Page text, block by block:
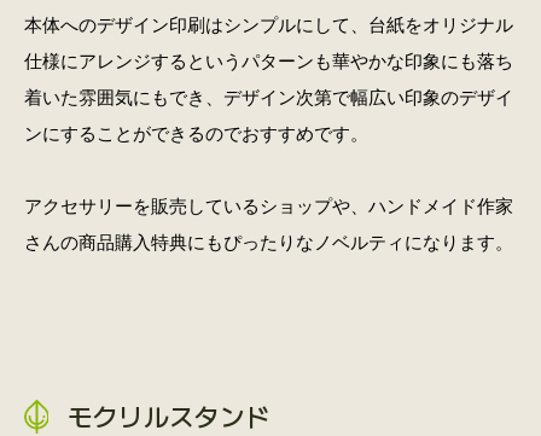
本体へのデザイン印刷はシンプルにして、台紙をオリジナル
仕様にアレンジするというパターンも華やかな印象にも落ち
着いた雰囲気にもでき、デザイン次第で幅広い印象のデザイ
ンにすることができるのでおすすめです。
アクセサリーを販売しているショップや、ハンドメイド作家
さんの商品購入特典にもぴったりなノベルティになります。
モクリルスタンド